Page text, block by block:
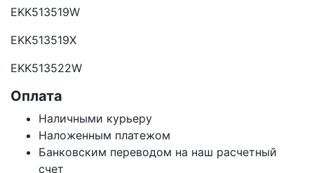
EKK513519W
EKK513519X
EKK513522W
Оплата
Наличными курьеру
Наложенным платежом
Банковским переводом на наш расчетный
счет